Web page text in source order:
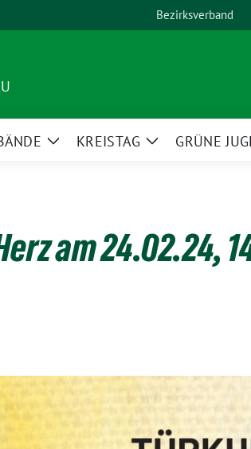
Bezirksverband
ZeigeKREISTAG
ZeigeGRÜNE
am 24.02.24,